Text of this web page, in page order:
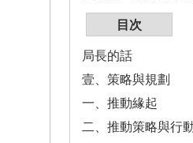
目次
局長的話
壹、策略與規劃
一、推動緣起
二、推動策略與行